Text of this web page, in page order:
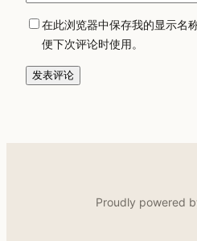
在此浏览器中保存我的显示名
便下次评论时使用。
Proudly powered